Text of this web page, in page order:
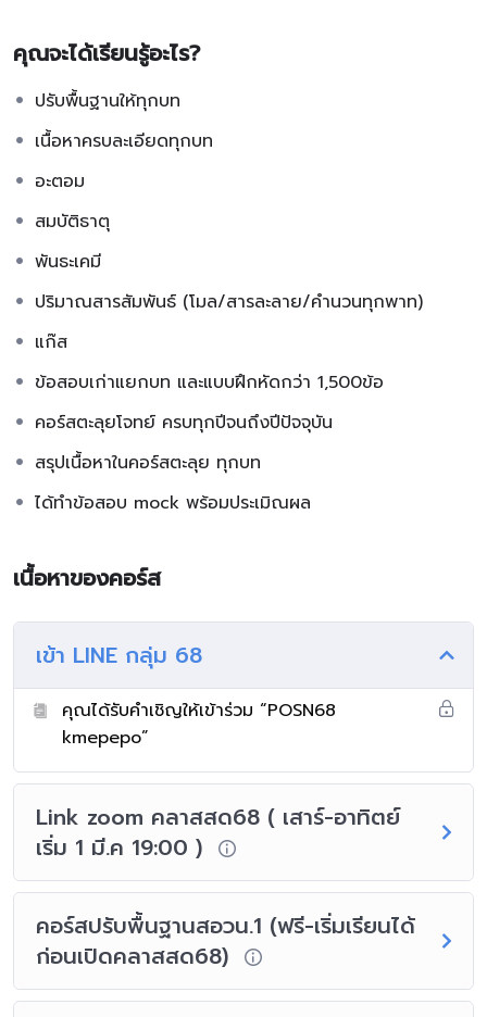
คุณจะได้เรียนรู้อะไร?
ปรับพื้นฐานให้ทุกบท
เนื้อหาครบละเอียดทุกบท
อะตอม
สมบัติธาตุ
พันธะเคมี
ปริมาณสารสัมพันธ์ (โมล/สารละลาย/คำนวนทุกพาท)
แก๊ส
ข้อสอบเก่าแยกบท และแบบฝึกหัดกว่า 1,500ข้อ
คอร์สตะลุยโจทย์ ครบทุกปีจนถึงปีปัจจุบัน
สรุปเนื้อหาในคอร์สตะลุย ทุกบท
ได้ทำข้อสอบ mock พร้อมประเมิณผล
เนื้อหาของคอร์ส
เข้า LINE กลุ่ม 68
คุณได้รับคำเชิญให้เข้าร่วม “POSN68
kmepepo”
Link zoom คลาสสด68 ( เสาร์-อาทิตย์
เริ่ม 1 มี.ค 19:00 )
คอร์สปรับพื้นฐานสอวน.1 (ฟรี-เริ่มเรียนได้
ก่อนเปิดคลาสสด68)